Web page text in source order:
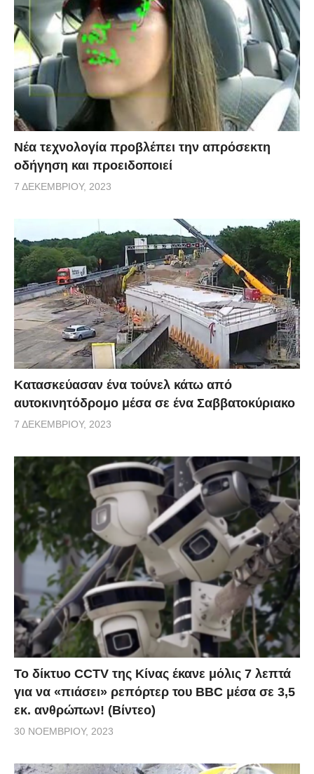
Νέα τεχνολογία προβλέπει την απρόσεκτη
οδήγηση και προειδοποιεί
7 ΔΕΚΕΜΒΡΊΟΥ, 2023
Κατασκεύασαν ένα τούνελ κάτω από
αυτοκινητόδρομο μέσα σε ένα Σαββατοκύριακο
7 ΔΕΚΕΜΒΡΊΟΥ, 2023
Το δίκτυο CCTV της Κίνας έκανε μόλις 7 λεπτά
για να «πιάσει» ρεπόρτερ του BBC μέσα σε 3,5
εκ. ανθρώπων! (Βίντεο)
30 ΝΟΕΜΒΡΊΟΥ, 2023